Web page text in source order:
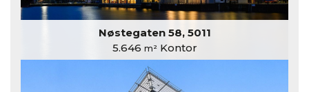
Nøstegaten 58, 5011
5.646 m²Kontor